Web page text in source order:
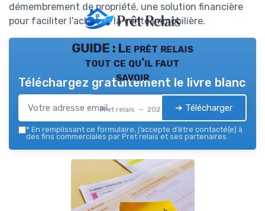
démembrement de propriété, une solution financière
pour faciliter l'achat et la vente immobilière.
GUIDE : Le prêt relais
tout ce qu'il faut
savoir
Pret relais — 2026
Téléchargez gratuitement le livre blanc
➔ Télécharger
* En remplissant ce formulaire, j’accepte d’être contacté(e) à
des fins commerciales par Pret relais et ses partenaires.